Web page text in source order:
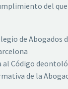
del
de Abogados
Código
de la